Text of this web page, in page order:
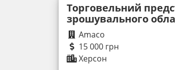
Торговельний
зрошувального
Amaco
15 000 грн
Херсон